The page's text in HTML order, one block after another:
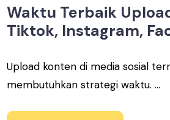
Waktu Terbaik
Tiktok, Instagram,
Upload konten di media sosial
membutuhkan strategi waktu. ...